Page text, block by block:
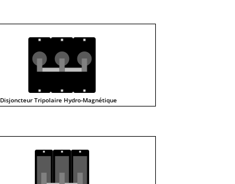
Disjoncteur Tripolaire Hydro-Magnétique